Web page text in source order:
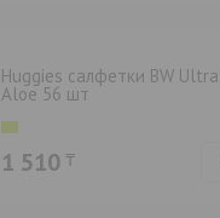
Huggies салфетки BW
Aloe 56 шт
1 510 ₸